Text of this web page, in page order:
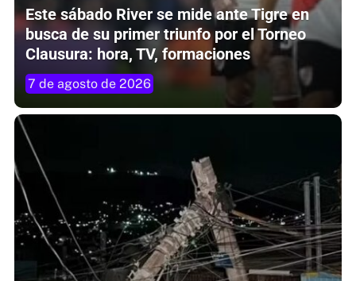
Este sábado River se mide ante Tigre en
busca de su primer triunfo por el Torneo
Clausura: hora, TV, formaciones
7 de agosto de 2026